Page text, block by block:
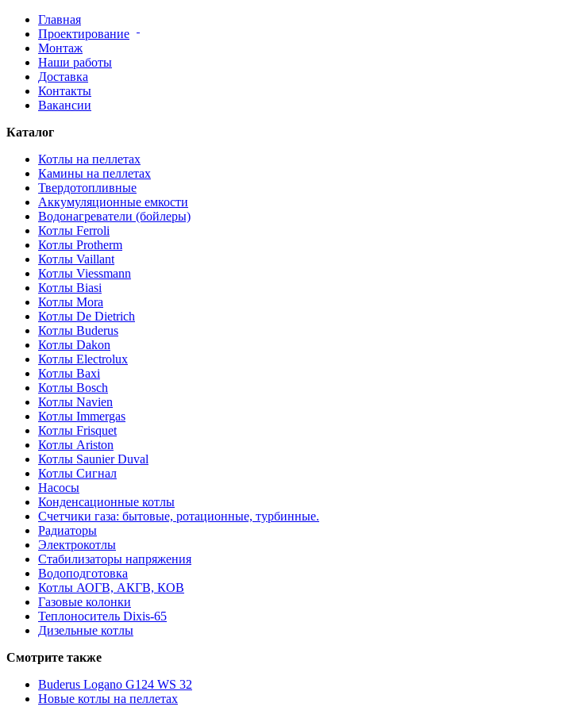
Главная
Проектирование
Монтаж
Наши работы
Доставка
Контакты
Вакансии
Каталог
Котлы на пеллетах
Камины на пеллетах
Твердотопливные
Аккумуляционные емкости
Водонагреватели (бойлеры)
Котлы Ferroli
Котлы Protherm
Котлы Vaillant
Котлы Viessmann
Котлы Biasi
Котлы Mora
Котлы De Dietrich
Котлы Buderus
Котлы Dakon
Котлы Electrolux
Котлы Baxi
Котлы Bosch
Котлы Navien
Котлы Immergas
Котлы Frisquet
Котлы Ariston
Котлы Saunier Duval
Котлы Сигнал
Насосы
Конденсационные котлы
Счетчики газа: бытовые, ротационные, турбинные.
Радиаторы
Электрокотлы
Стабилизаторы напряжения
Водоподготовка
Котлы АОГВ, АКГВ, КОВ
Газовые колонки
Теплоноситель Dixis-65
Дизельные котлы
Смотрите также
Buderus Logano G124 WS 32
Новые котлы на пеллетах